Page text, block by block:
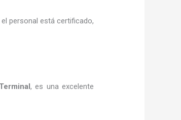
personal está certificado,
, es una excelente